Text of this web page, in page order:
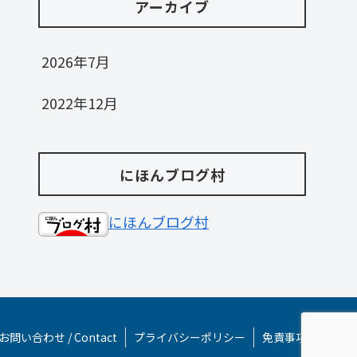
アーカイブ
2026年7月
2022年12月
にほんブログ村
にほんブログ村
お問い合わせ / Contact プライバシーポリシー
免責事項